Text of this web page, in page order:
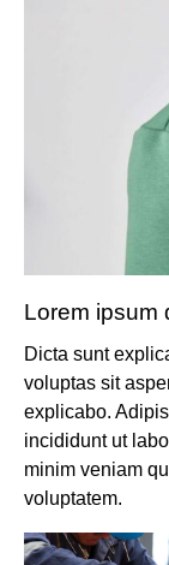
Lorem ipsum
Dicta sunt
voluptas sit
explicabo.
incididunt ut
minim veniam
voluptatem.